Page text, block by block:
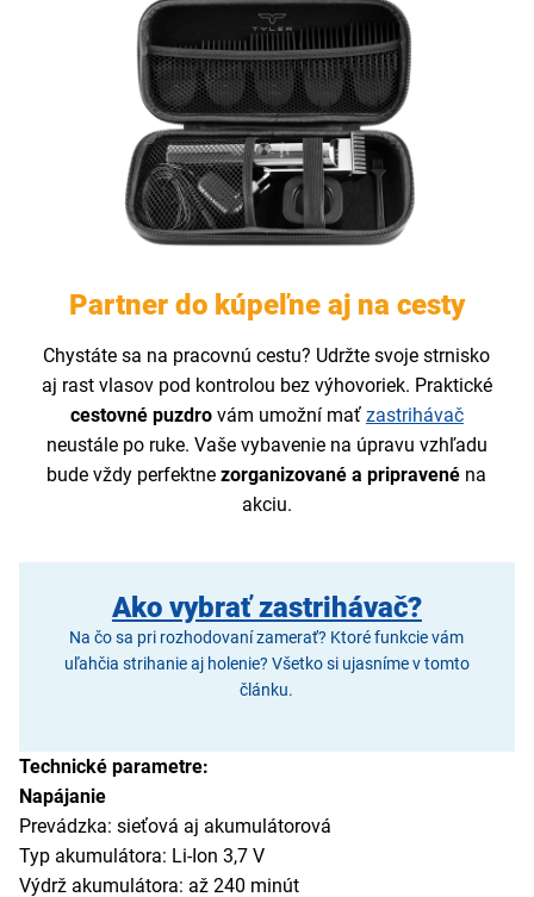
Partner do kúpeľne aj na cesty
Chystáte sa na pracovnú cestu? Udržte svoje strnisko
aj rast vlasov pod kontrolou bez výhovoriek. Praktické
cestovné puzdrovám umožní mať zastrihávač
neustále po ruke. Vaše vybavenie na úpravu vzhľadu
bude vždy perfektnezorganizované a pripravené na
akciu.
Ako vybrať zastrihávač?
Na čo sa pri rozhodovaní zamerať? Ktoré funkcie vám
uľahčia strihanie aj holenie? Všetko si ujasníme v tomto
článku.
Technické parametre:
Napájanie
Prevádzka: sieťová aj akumulátorová
Typ akumulátora: Li-Ion 3,7 V
Výdrž akumulátora: až 240 minút